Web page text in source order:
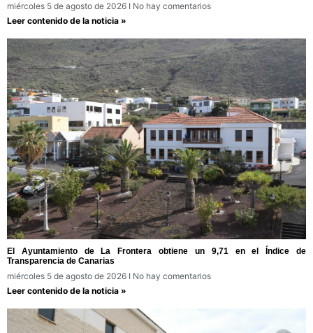
miércoles 5 de agosto de 2026
No hay comentarios
Leer contenido de la noticia »
El Ayuntamiento de La Frontera obtiene un 9,71 en el Índice de
Transparencia de Canarias
miércoles 5 de agosto de 2026
No hay comentarios
Leer contenido de la noticia »